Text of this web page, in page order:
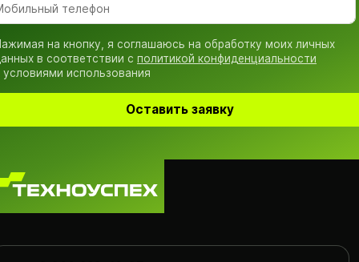
на кнопку, я соглашаюсь на обработку моих личных
в соответствии с политикой конфиденциальности
условиями использования
Оставить заявку